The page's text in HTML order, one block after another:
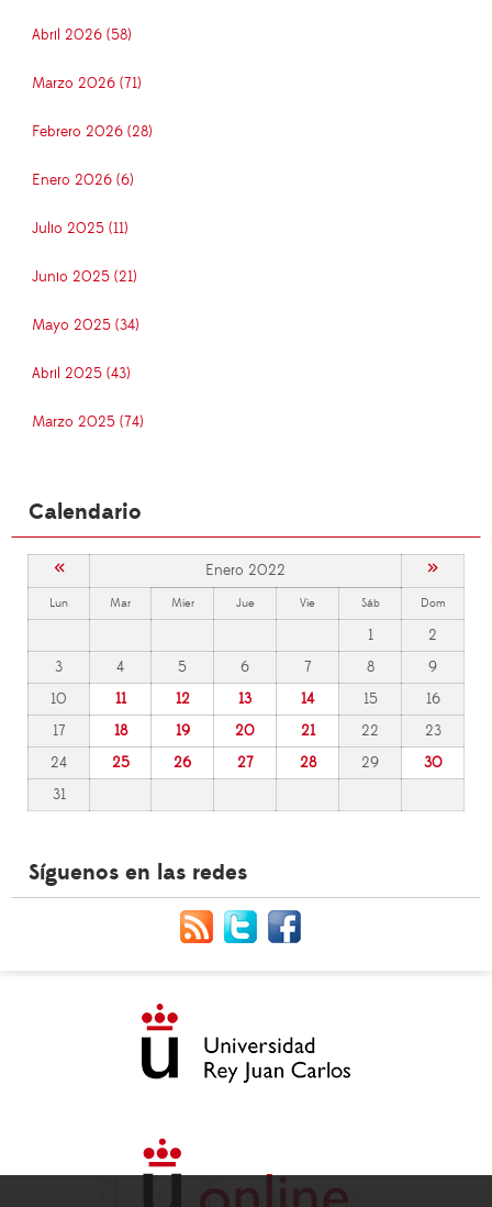
Abril 2026 (58)
Marzo 2026 (71)
Febrero 2026 (28)
Enero 2026 (6)
Julio 2025 (11)
Junio 2025 (21)
Mayo 2025 (34)
Abril 2025 (43)
Marzo 2025 (74)
Calendario
« Enero 2022 »
Lun Mar Mier Jue Vie Sáb Dom
1
2
3
4 5 6 7 8
9
10
11 12 13 14 15
16
17
18 19 20 21 22
23
24
25 26 27 28 29
30
31
Síguenos en las redes